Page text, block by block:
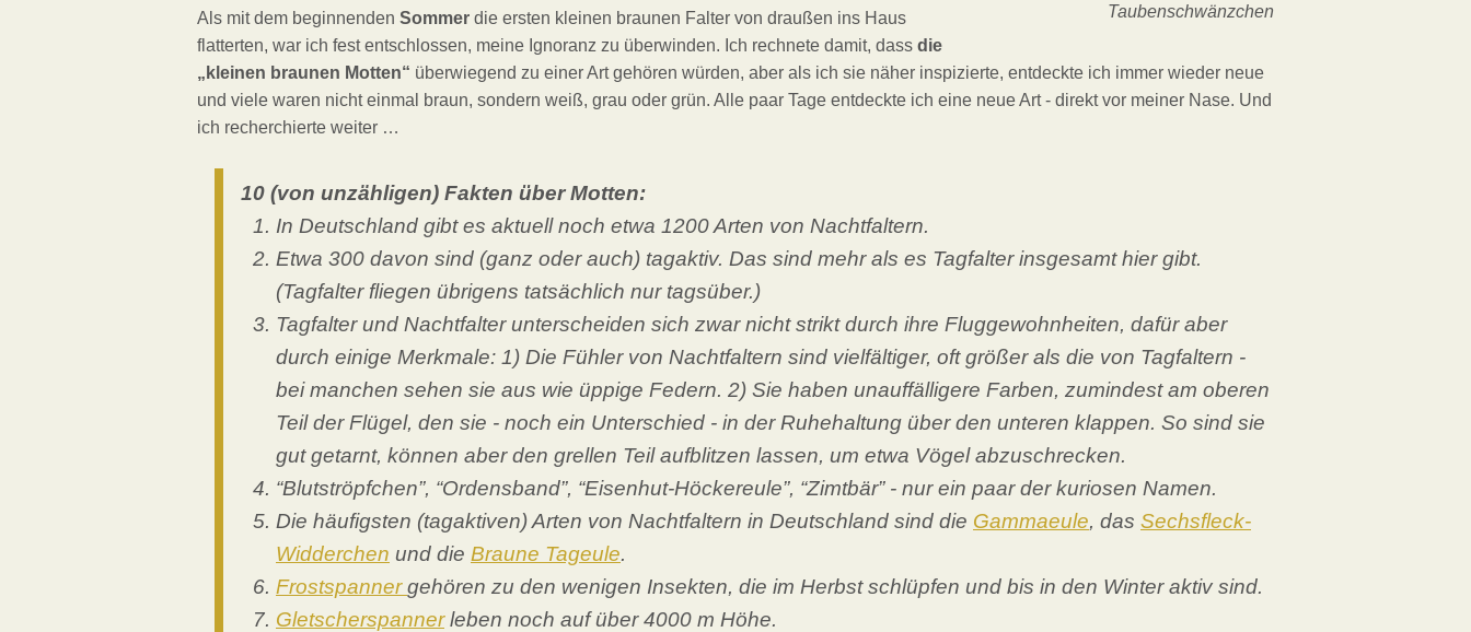
Taubenschwänzchen
Als mit dem beginnenden Sommer die ersten kleinen braunen Falter von draußen ins Haus
flatterten, war ich fest entschlossen, meine Ignoranz zu überwinden. Ich rechnete damit, dass die
„kleinen braunen Motten“ überwiegend zu einer Art gehören würden, aber als ich sie näher inspizierte, entdeckte ich immer wieder neue
und viele waren nicht einmal braun, sondern weiß, grau oder grün. Alle paar Tage entdeckte ich eine neue Art - direkt vor meiner Nase. Und
ich recherchierte weiter …
10 (von unzähligen) Fakten über Motten:
In Deutschland gibt es aktuell noch etwa 1200 Arten von Nachtfaltern.
Etwa 300 davon sind (ganz oder auch) tagaktiv. Das sind mehr als es Tagfalter insgesamt hier gibt.
(Tagfalter fliegen übrigens tatsächlich nur tagsüber.)
Tagfalter und Nachtfalter unterscheiden sich zwar nicht strikt durch ihre Fluggewohnheiten, dafür aber
durch einige Merkmale: 1) Die Fühler von Nachtfaltern sind vielfältiger, oft größer als die von Tagfaltern -
bei manchen sehen sie aus wie üppige Federn. 2) Sie haben unauffälligere Farben, zumindest am oberen
Teil der Flügel, den sie - noch ein Unterschied - in der Ruhehaltung über den unteren klappen. So sind sie
gut getarnt, können aber den grellen Teil aufblitzen lassen, um etwa Vögel abzuschrecken.
“Blutströpfchen”, “Ordensband”, “Eisenhut-Höckereule”, “Zimtbär” - nur ein paar der kuriosen Namen.
Die häufigsten (tagaktiven) Arten von Nachtfaltern in Deutschland sind die Gammaeule, das Sechsfleck-
Widderchen und die Braune Tageule.
Frostspannergehören zu den wenigen Insekten, die im Herbst schlüpfen und bis in den Winter aktiv sind.
Gletscherspannerleben noch auf über 4000 m Höhe.